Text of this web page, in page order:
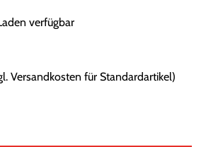
verfügbar
Versandkosten für Standardartikel)